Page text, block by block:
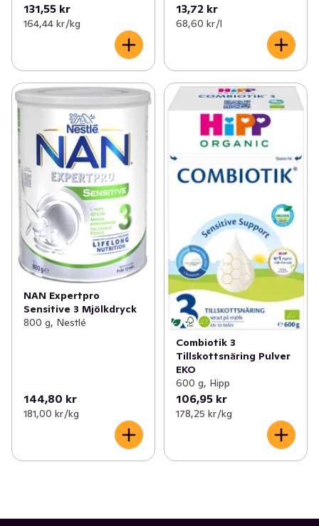
131,55 kr
164,44 kr /kg
13,72 kr
68,60 kr /l
NAN Expertpro
Sensitive 3 Mjölkdryck
800 g, Nestlé
144,80 kr
181,00 kr /kg
Combiotik 3
Tillskottsnäring Pulver
EKO
600 g, Hipp
106,95 kr
178,25 kr /kg